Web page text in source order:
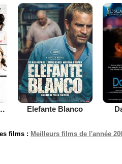
sauvages Elefante Blanco
films : Meilleurs films de l'année